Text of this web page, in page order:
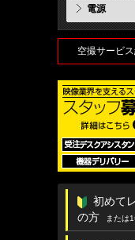
電源
空撮サービ
初めて
の方
または